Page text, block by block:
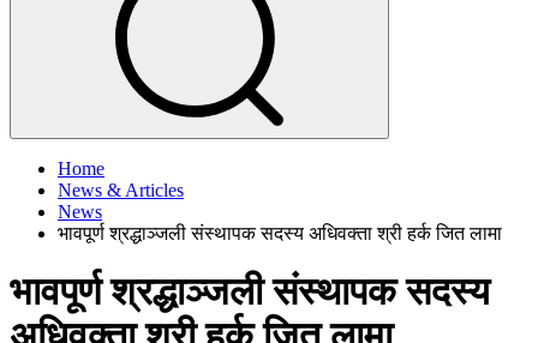
Home
News & Articles
News
भावपूर्ण श्रद्धाञ्जली संस्थापक सदस्य अधिवक्ता श्री हर्क जित लामा
भावपूर्ण श्रद्धाञ्जली संस्थापक सदस्य